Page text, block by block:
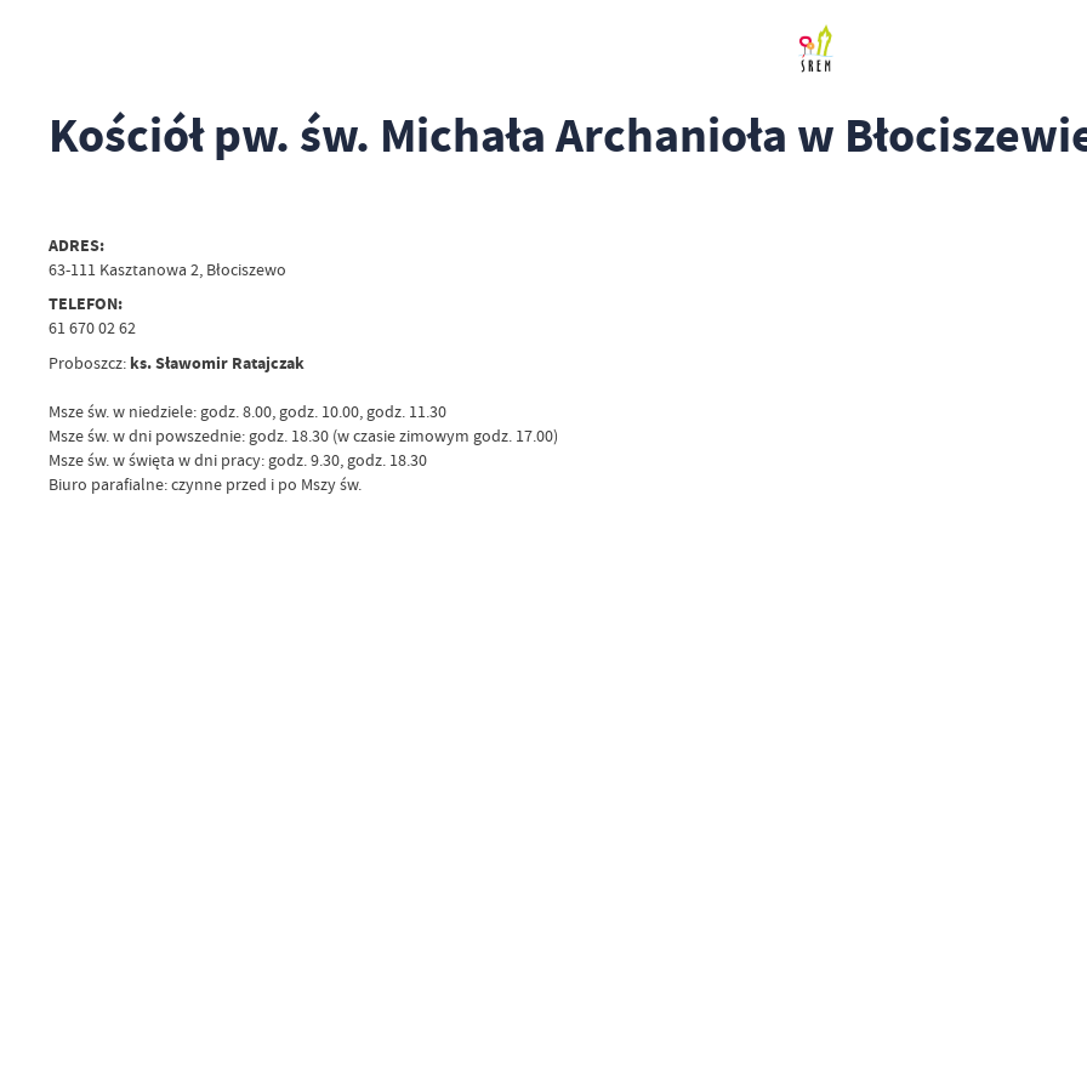
Kościół pw. św. Michała Archanioła w
ADRES:
63-111 Kasztanowa 2, Błociszewo
TELEFON:
61 670 02 62
Proboszcz: ks. Sławomir Ratajczak
Msze św. w niedziele: godz. 8.00, godz. 10.00, godz. 11.30
Msze św. w dni powszednie: godz. 18.30 (w czasie zimowym godz. 17.00)
Msze św. w święta w dni pracy: godz. 9.30, godz. 18.30
Biuro parafialne: czynne przed i po Mszy św.